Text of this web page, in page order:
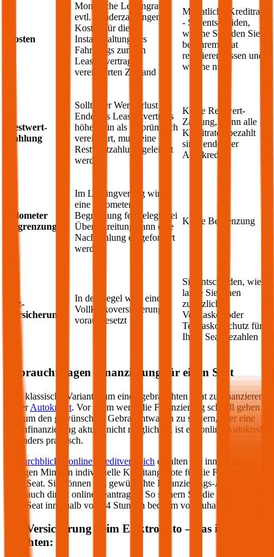
Kosten
Monatliche Leasingrate,
evtl. Sonderzahlungen;
Kosten für die
Instandhaltung des
Fahrzeugs zum im
Leasingvertrag
vereinbarten Zustand
Monatliche Kreditrate
- Sie entscheiden,
welche Schäden Sie
bei Ihrem
Seat
reparieren lassen und
welche nicht
Restwert-
Zahlung
Sollte der Wertverlust am
Ende des Leasingvertrags
höher sein als ursprünglich
vereinbart, muss eine
Restwertzahlung geleistet
werden
Keine Restwert-
Zahlung, wenn alle
Kreditraten bezahlt
sind, endet der
Autokredit
Kilometer
Begrenzung
Im Leasingvertrag wird
eine Kilometer
Begrenzung festgelegt, bei
Überschreitung kann eine
Nachzahlung eingefordert
werden
Keine Begrenzung
Kfz-
Versicherung
In der Regel wird eine
Vollkaskoversicherung
vorausgesetzt
Sie entscheiden, wie
lange Sie einen
zusätzlichen
Vollkasko- oder
Teilkasko-Schutz für
Ihren Seat bezahlen
Gebrauchtwagen Finanzierung für einen Seat
Eine klassische Variante, um einen gebrauchten Seat zu finanzieren,
ist derAutokredit. Vor allem wenn die Finanzierung schnell gehen
soll, um den gewünschten Gebrauchtwagen zu sichern, aber eine
Eigenfinanzierung aktuell nicht möglich ist, ist ein online Autokredit
besonders praktisch.
durchblicker online Kreditvergleich erhalten Sie innerhalb von
wenigen Minuten individuelle Kreditangebote für die Finanzierung
Seat. Sie können das gewünschte Finanzierungs-Angebot
dann auch direkt online beantragen. So sichern Sie die Finanzierung
Seat innerhalb von 24 Stunden bequem von zuhause aus.
Kfz-Versicherung beim Elektroauto – das ist zu
beachten: